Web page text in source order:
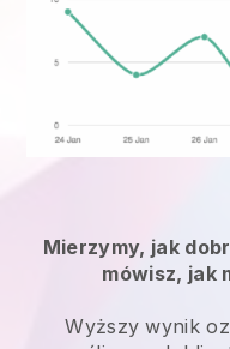
Mierzymy, jak
mówisz, jak
Wyższy wynik